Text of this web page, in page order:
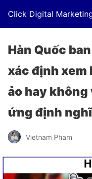
Click Digital
Hàn Quốc
xác định xem
ảo hay không
ứng định
Vietnam Pham